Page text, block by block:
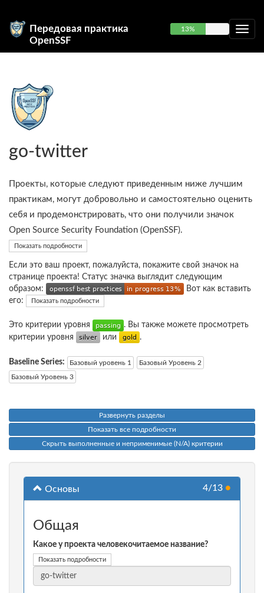
Передовая практика
OpenSSF
13%
go-twitter
Проекты, которые следуют приведенным ниже лучшим
практикам, могут добровольно и самостоятельно оценить
себя и продемонстрировать, что они получили значок
Open Source Security Foundation (OpenSSF).
Показать подробности
Если это ваш проект, пожалуйста, покажите свой значок на
странице проекта! Статус значка выглядит следующим
образом:
Вот как вставить
его:
Показать подробности
Это критерии уровня
. Вы также можете просмотреть
критерии уровня
или .
Baseline Series: Базовый уровень 1
Базовый Уровень 2
Базовый Уровень 3
Развернуть разделы
Показать все подробности
Скрыть выполненные и неприменимые (N/A) критерии
Основы 4/13 ●
Общая
Какое у проекта человекочитаемое название?
Показать подробности